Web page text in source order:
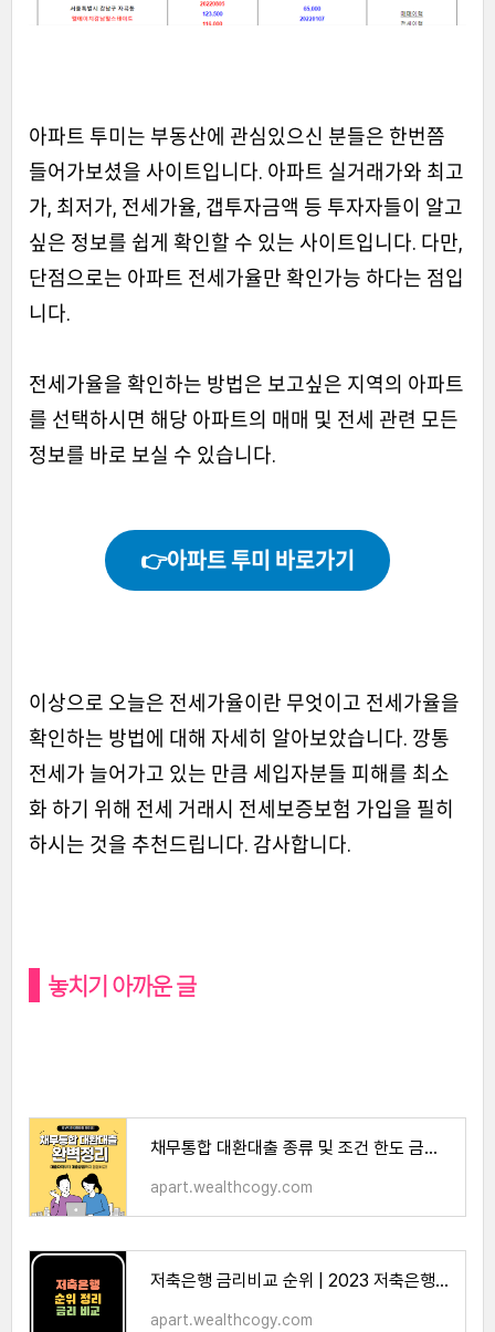
아파트 투미는 부동산에 관심있으신 분들은 한번쯤
들어가보셨을 사이트입니다. 아파트 실거래가와 최고
가, 최저가, 전세가율, 갭투자금액 등 투자자들이 알고
싶은 정보를 쉽게 확인할 수 있는 사이트입니다. 다만,
단점으로는 아파트 전세가율만 확인가능 하다는 점입
니다.
전세가율을 확인하는 방법은 보고싶은 지역의 아파트
를 선택하시면 해당 아파트의 매매 및 전세 관련 모든
정보를 바로 보실 수 있습니다.
👉아파트 투미 바로가기
이상으로 오늘은 전세가율이란 무엇이고 전세가율을
확인하는 방법에 대해 자세히 알아보았습니다. 깡통
전세가 늘어가고 있는 만큼 세입자분들 피해를 최소
화 하기 위해 전세 거래시 전세보증보험 가입을 필히
하시는 것을 추천드립니다. 감사합니다.
놓치기 아까운 글
채무통합 대환대출 종류 및 조건 한도 금리 | 정부지원 대환대출 정리
apart.wealthcogy.com
저축은행 금리비교 순위 | 2023 저축은행 예금, 대출 금리비교
apart.wealthcogy.com